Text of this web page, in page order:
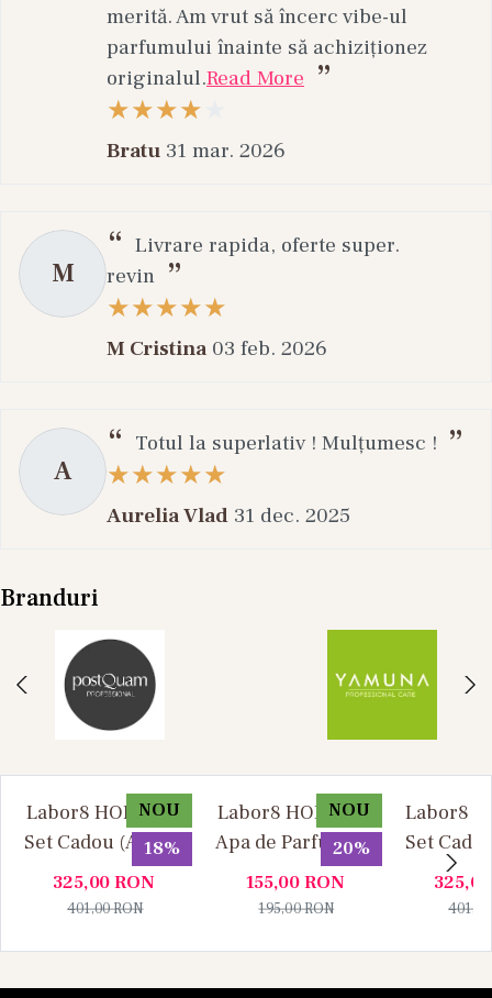
merită. Am vrut să încerc vibe-ul
parfumului înainte să achiziționez
originalul.Read More
Bratu 31 mar. 2026
M
Livrare rapida, oferte super.
revin
M Cristina 03 feb. 2026
A
Totul la superlativ ! Mulțumesc !
Aurelia Vlad 31 dec. 2025
Branduri
NOU
18%
Labor8 HOD 881 -
Set Cadou (Apa de
Parfum 100 ml +
Apa de Parfum 10
325,00RON
401,00RON
NOU
20%
Labor8 HOD 881 -
Apa de Parfum, 30
ml, Unisex
155,00RON
195,00RON
Labor8
Set
Parfum
Apa de